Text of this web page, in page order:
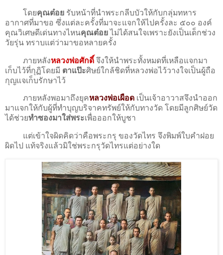
โดยคุณต๋อย รับหน้าที่นำพระกลีบบัวให้กับกลุ่มทหาร
อากาศที่มาขอ ซึ่งแต่ละครั้งที่มาจะแจกให้ไปครั้งละ ๕๐๐ องค์
คุณวิเศษดีเด่นทางไหนคุณต๋อยไม่ได้สนใจเพราะยังเป็นเด็กช่วง
วัยรุ่น ทราบแต่ว่ามาขอหลายครั้ง
ภายหลังหลวงพ่อศักดิ์ จึงให้นำพระทั้งหมดที่เหลือแจกมา
เก็บไว้ที่กุฏิโดยมี ตาแป๊ะศิษย์ใกล้ชิดที่หลวงพ่อไว้วางใจเป็นผู้ถือ
กุญแจเก็บรักษาไว้
ภายหลังพอมาถึงยุคหลวงพ่อเผือด เป็นเจ้าอาวาสจึงนำออก
มาแจกให้กับผู้ที่ทำบุญบริจาคทรัพย์ให้กับทางวัด โดยมีลูกศิษย์วัด
ได้ช่วยทำซองมาใส่พระเพื่อออกให้บูชา
แต่เข้าใจผิดคิดว่าคือพระกรุ ของวัดไทร จึงพิมพ์ใบคำฝอย
ผิดไป แท้จริงแล้วมิใช่พระกรุวัดไทรแต่อย่างใด